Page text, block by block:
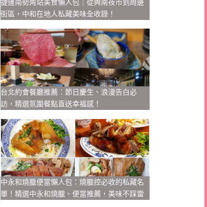
捷運南勢角站美食懶人包｜從興南夜市到周邊
街區，中和在地人私藏美味全收錄！
台北約會餐廳推薦：節日慶生、浪漫告白必
訪，精選氛圍餐點直送幸福感！
中永和燒臘便當懶人包：燒臘控必收的私藏名
單！精選中永和燒臘、便當推薦，美味不踩雷